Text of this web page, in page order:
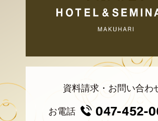
資料請求・お問い合わ
お電話